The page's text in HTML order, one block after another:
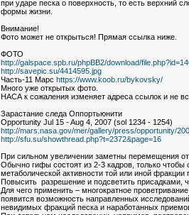
при ударе песка о поверхность, то есть верхний
формы жизни.
Внимание!
Фото может не открыться! Прямая ссылка ниже.
ФОТО
http://galspace.spb.ru/phpBB2/download/
http://savepic.su/4414595.jpg
Часть-11 Марс https://www.koob.ru/bykovsky/
Много уже открытых фото.
НАСА к сожаления изменяет адреса ссылок и не
Зарастание следа Оппортьюнити
Opportunity Jul 15 - Aug 4, 2007 (sol 1234 - 1254)
http://mars.nasa.gov/mer/gallery/press/opportunity/
http://sfu.su/showthread.php?t=2372&page=16
При сильном увеличении заметны перемещения
Обычно гифы состоят из 2-3 кадров, только
метаболической активности той или иной
Повысить разрешение и подсветить присадками,
Для чего применить – многократное
появится возможность направленных
невидимых фракций песка и наработанных